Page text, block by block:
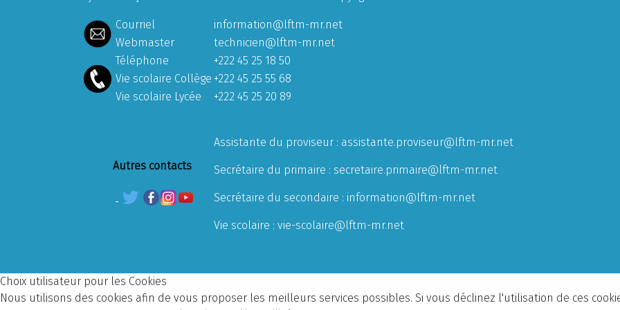
Courriel
information@lftm-mr.net
Webmaster
technicien@lftm-mr.net
Téléphone
+222 45 25 18 50
Vie scolaire Collège +222 45 25 55 68
Vie scolaire Lycée
+222 45 25 20 89
Autres contacts
Assistante du proviseur : assistante.proviseur@lftm-mr.net
Secrétaire du primaire : secretaire.primaire@lftm-mr.net
Secrétaire du secondaire : information@lftm-mr.net
Vie scolaire : vie-scolaire@lftm-mr.net
Choix utilisateur pour les Cookies
Nous utilisons des cookies afin de vous proposer les meilleurs services possibles. Si vous déclinez l'utilisation de ces